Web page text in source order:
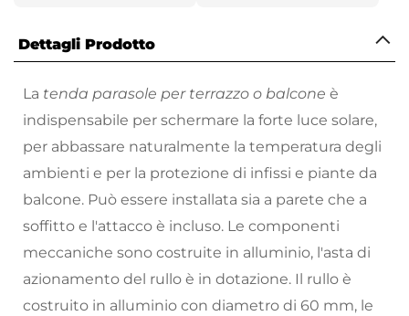
Dettagli Prodotto
La tenda parasole per terrazzo o balcone è
indispensabile per schermare la forte luce solare,
per abbassare naturalmente la temperatura degli
ambienti e per la protezione di infissi e piante da
balcone. Può essere installata sia a parete che a
soffitto e l'attacco è incluso. Le componenti
meccaniche sono costruite in alluminio, l'asta di
azionamento del rullo è in dotazione. Il rullo è
costruito in alluminio con diametro di 60 mm, le